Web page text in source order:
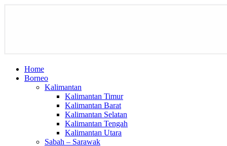
Home
Borneo
Kalimantan
Kalimantan Timur
Kalimantan Barat
Kalimantan Selatan
Kalimantan Tengah
Kalimantan Utara
Sabah – Sarawak